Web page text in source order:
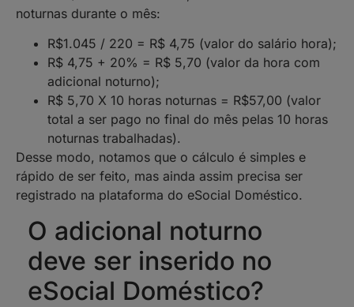
noturnas durante o mês:
R$1.045 / 220 = R$ 4,75 (valor do salário hora);
R$ 4,75 + 20% = R$ 5,70 (valor da hora com
adicional noturno);
R$ 5,70 X 10 horas noturnas = R$57,00 (valor
total a ser pago no final do mês pelas 10 horas
noturnas trabalhadas).
Desse modo, notamos que o cálculo é simples e
rápido de ser feito, mas ainda assim precisa ser
registrado na plataforma do eSocial Doméstico.
O adicional noturno
deve ser inserido no
eSocial Doméstico?